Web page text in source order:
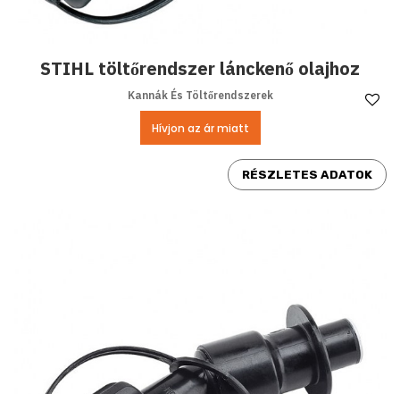
STIHL töltőrendszer lánckenő olajhoz
Kannák És Töltőrendszerek
Hívjon az ár miatt
RÉSZLETES ADATOK